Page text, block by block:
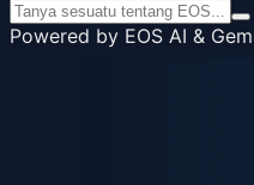
Powered by EOS AI &